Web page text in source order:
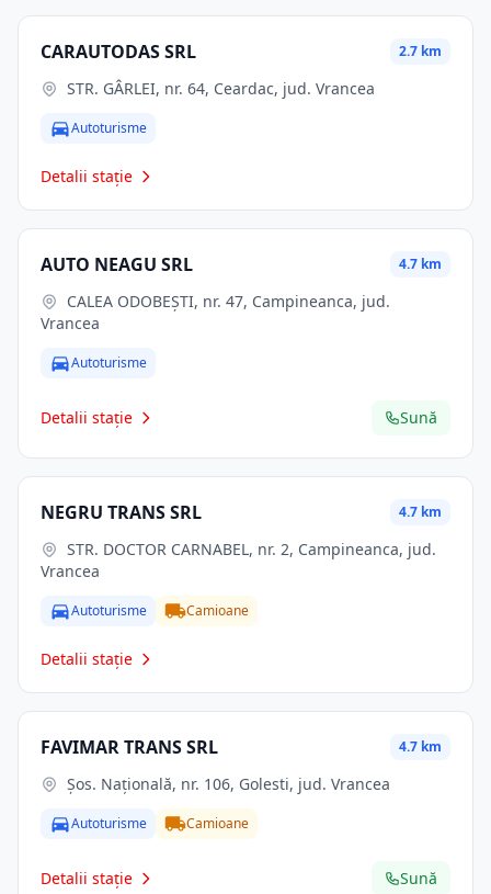
CARAUTODAS SRL 2.7 km
STR. GÂRLEI, nr. 64, Ceardac, jud. Vrancea
Autoturisme
Detalii stație
AUTO NEAGU SRL 4.7 km
Vrancea
Autoturisme
Detalii stație Sună
NEGRU TRANS SRL 4.7 km
Vrancea
Autoturisme Camioane
Detalii stație
FAVIMAR TRANS SRL 4.7 km
Şos. Naţională, nr. 106, Golesti, jud. Vrancea
Autoturisme Camioane
Detalii stație Sună